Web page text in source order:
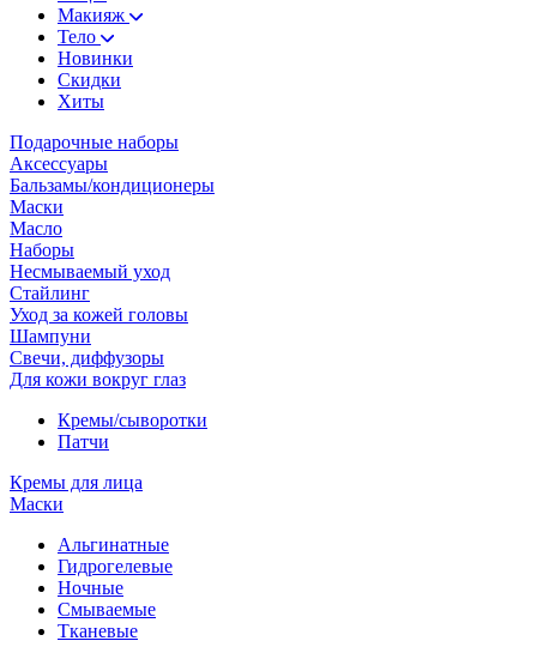
Макияж
Тело
Новинки
Скидки
Хиты
Подарочные наборы
Аксессуары
Бальзамы/кондиционеры
Маски
Масло
Наборы
Несмываемый уход
Стайлинг
Уход за кожей головы
Шампуни
Свечи, диффузоры
Для кожи вокруг глаз
Кремы/сыворотки
Патчи
Кремы для лица
Маски
Альгинатные
Гидрогелевые
Ночные
Смываемые
Тканевые